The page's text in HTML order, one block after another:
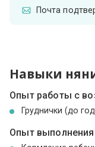
Почта
Навыки
Опыт работы с
Груднички (до
Опыт